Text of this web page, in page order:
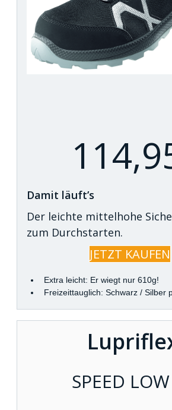
Damit läuft’s
Der leichte mittelhohe
zum Durchstarten.
JETZT KAUFEN
Extra leicht: Er wiegt nur 610g!
Freizeittauglich: Schwarz / Silber
SPEED